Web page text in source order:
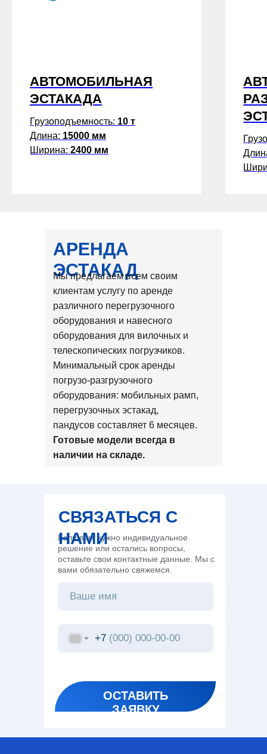
АВТОМОБИЛЬНАЯ
ЭСТАКАДА
Грузоподъемность: 10 т
Длина: 15000 мм
Ширина: 2400 мм
АРЕНДА
ЭСТАКАД
Мы предлагаем всем своим
клиентам услугу по аренде
различного перегрузочного
оборудования и навесного
оборудования для вилочных и
телескопических погрузчиков.
Минимальный срок аренды
погрузо-разгрузочного
оборудования: мобильных рамп,
перегрузочных эстакад,
пандусов составляет 6 месяцев.
Готовые модели всегда в
наличии на складе.
Если вам нужно индивидуальное
решение или остались вопросы,
оставьте свои контактные данные. Мы с
вами обязательно свяжемся.
СВЯЗАТЬСЯ С
НАМИ
+7
ОСТАВИТЬ
ЗАЯВКУ